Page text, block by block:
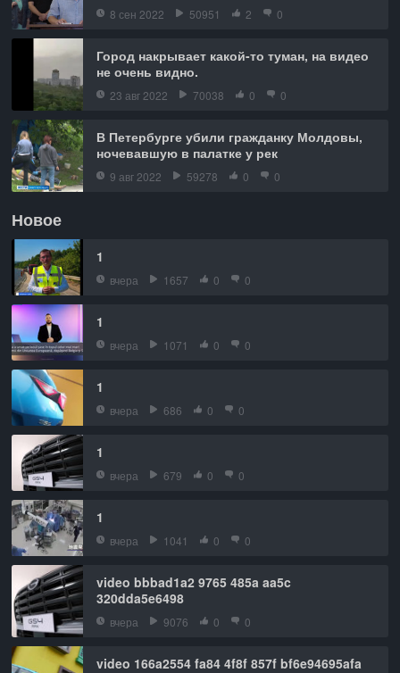
8 сен 2022 50951 2 0
Город накрывает какой-то туман, на видео
не очень видно.
23 авг 2022 70038 0 0
В Петербурге убили гражданку Молдовы,
ночевавшую в палатке у рек
9 авг 2022 59278 0 0
Новое
1
вчера 1657 0 0
1
вчера 1071 0 0
1
вчера 686 0 0
1
вчера 679 0 0
1
вчера 1041 0 0
video bbbad1a2 9765 485a aa5c
320dda5e6498
вчера 9076 0 0
video 166a2554 fa84 4f8f 857f bf6e94695afa